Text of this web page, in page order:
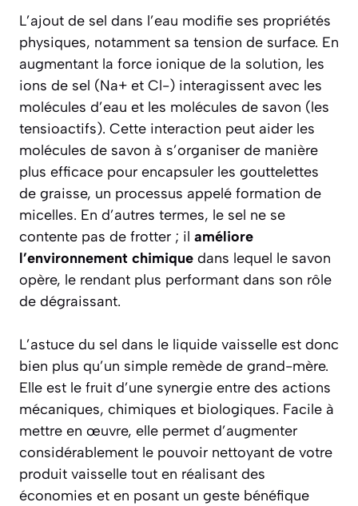
L’ajout de sel dans l’eau modifie ses propriétés
physiques, notamment sa tension de surface. En
augmentant la force ionique de la solution, les
ions de sel (Na+ et Cl-) interagissent avec les
molécules d’eau et les molécules de savon (les
tensioactifs). Cette interaction peut aider les
molécules de savon à s’organiser de manière
plus efficace pour encapsuler les gouttelettes
de graisse, un processus appelé formation de
micelles. En d’autres termes, le sel ne se
contente pas de frotter ; il améliore
l’environnement chimique dans lequel le savon
opère, le rendant plus performant dans son rôle
de dégraissant.
L’astuce du sel dans le liquide vaisselle est donc
bien plus qu’un simple remède de grand-mère.
Elle est le fruit d’une synergie entre des actions
mécaniques, chimiques et biologiques. Facile à
mettre en œuvre, elle permet d’augmenter
considérablement le pouvoir nettoyant de votre
produit vaisselle tout en réalisant des
économies et en posant un geste bénéfique